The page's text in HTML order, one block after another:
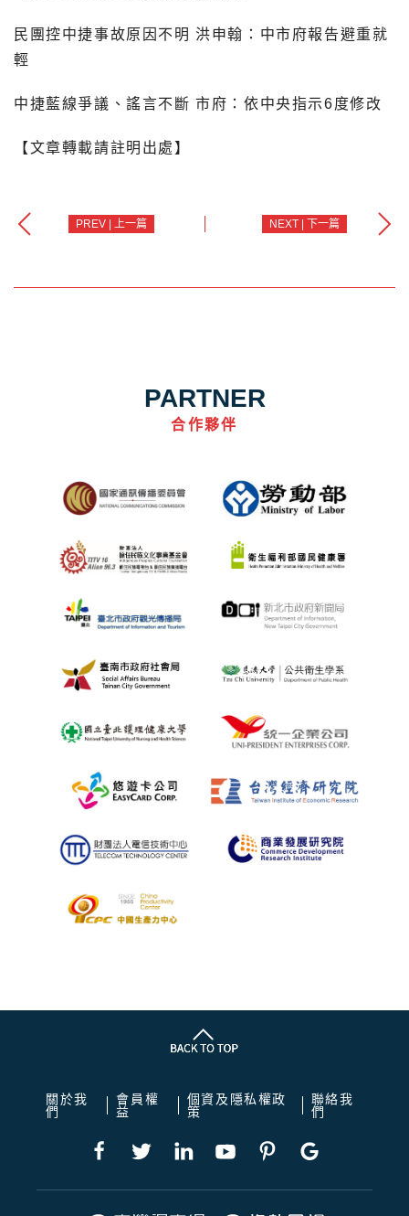
民團控中捷事故原因不明 洪申翰：中市府報告避重就
輕
中捷藍線爭議、謠言不斷 市府：依中央指示6度修改
【文章轉載請註明出處】
PREV | 上一篇 NEXT | 下一篇
PARTNER
合作夥伴
關於我
們
會員權
益
個資及隱私權政
策
聯絡我
們